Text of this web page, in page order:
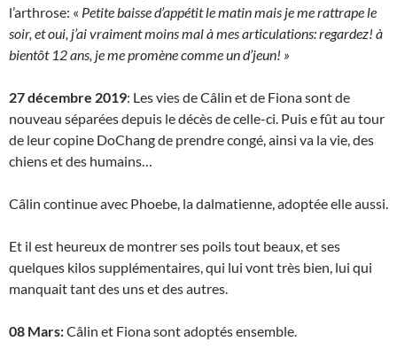
l’arthrose: « Petite baisse d’appétit le matin mais je me rattrape le
soir, et oui, j’ai vraiment moins mal à mes articulations: regardez! à
bientôt 12 ans, je me promène comme un d’jeun! »
27 décembre 2019: Les vies de Câlin et de Fiona sont de
nouveau séparées depuis le décès de celle-ci. Puis e fût au tour
de leur copine DoChang de prendre congé, ainsi va la vie, des
chiens et des humains…
Câlin continue avec Phoebe, la dalmatienne, adoptée elle aussi.
Et il est heureux de montrer ses poils tout beaux, et ses
quelques kilos supplémentaires, qui lui vont très bien, lui qui
manquait tant des uns et des autres.
08 Mars:Câlin et Fiona sont adoptés ensemble.